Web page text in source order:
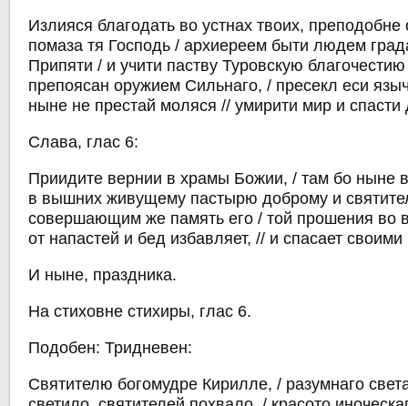
Излияся благодать во устнах твоих, преподобне
помаза тя Господь / архиереем быти людем
Припяти / и учити паству Туровскую
препоясан оружием Сильнаго, / пресекл еси
ныне не престай моляся // умирити мир и
Слава, глас 6:
Приидите вернии в храмы Божии, / там бо ныне
в вышних живущему пастырю доброму и
совершающим же память его / той прошения во
от напастей и бед избавляет, // и спасает
И ныне, праздника.
На стиховне стихиры, глас 6.
Подобен: Тридневен:
Святителю богомудре Кирилле, / разумнаго